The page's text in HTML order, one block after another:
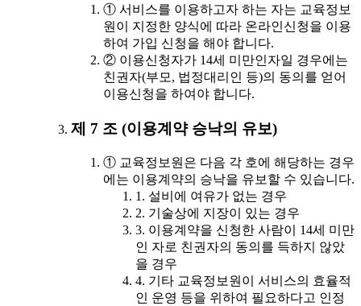
① 서비스를 이용하고자 하는 자는 교육정보
원이 지정한 양식에 따라 온라인신청을 이용
하여 가입 신청을 해야 합니다.
② 이용신청자가 14세 미만인자일 경우에는
친권자(부모, 법정대리인 등)의 동의를 얻어
이용신청을 하여야 합니다.
제 7 조 (이용계약 승낙의 유보)
① 교육정보원은 다음 각 호에 해당하는 경우
에는 이용계약의 승낙을 유보할 수 있습니다.
1. 설비에 여유가 없는 경우
2. 기술상에 지장이 있는 경우
3. 이용계약을 신청한 사람이 14세 미만
인 자로 친권자의 동의를 득하지 않았
을 경우
4. 기타 교육정보원이 서비스의 효율적
인 운영 등을 위하여 필요하다고 인정